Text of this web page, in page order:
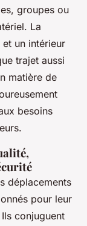
groupes ou
La
un intérieur
trajet aussi
matière de
besoins
déplacements
pour leur
conjuguent